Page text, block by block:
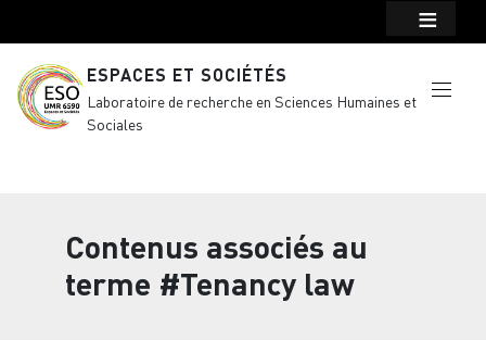
ESPACES ET SOCIÉTÉS
Laboratoire de recherche en Sciences Humaines et
Sociales
Contenus associés au
terme #Tenancy law